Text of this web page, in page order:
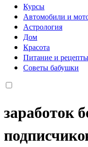
Курсы
Автомобили и
Астрология
Дом
Красота
Питание и рецепты
Советы бабушки
заработок